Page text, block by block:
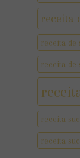
receita
receita de
receita de
receita
receita